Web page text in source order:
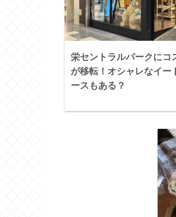
栄セントラルパークにコ
が移転！オシャレなイー
ースもある？